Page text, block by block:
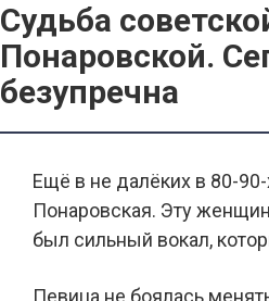
Судьба
Понаровской.
безупречна
Ещё в не далёких в 80-
Понаровская. Эту
был сильный вокал,
Певица не боялась